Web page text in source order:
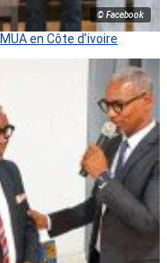
© Facebook
en Côte d’ivoire